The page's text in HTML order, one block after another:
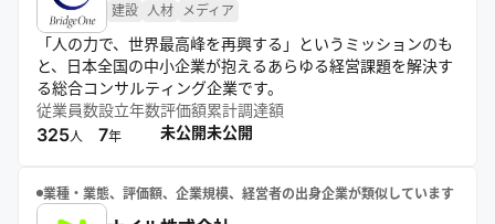
建設 人材 メディア
「人の力で、世界最高峰を再興する」というミッションのも
と、日本全国の中小企業が抱えるあらゆる経営課題を解決す
る総合コンサルティング企業です。
従業員数
325人
設立年数
7年
評価額
未公開
累計調達額
未公開
業種・業態、評価額、企業規模、経営者の出身企業が類似しています